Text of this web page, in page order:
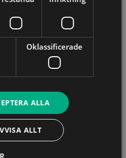
Oklassificerade
ALLA
ALLT